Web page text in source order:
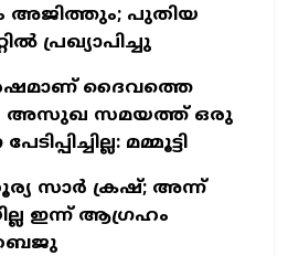
അജിത്തും; പുതിയ
പ്രഖ്യാപിച്ചു
ദൈവത്തെ
അസുഖ സമയത്ത് ഒരു
മമ്മൂട്ടി
സാര്‍ ക്രഷ്; അന്ന്
ഇന്ന് ആഗ്രഹം
ബൈജു